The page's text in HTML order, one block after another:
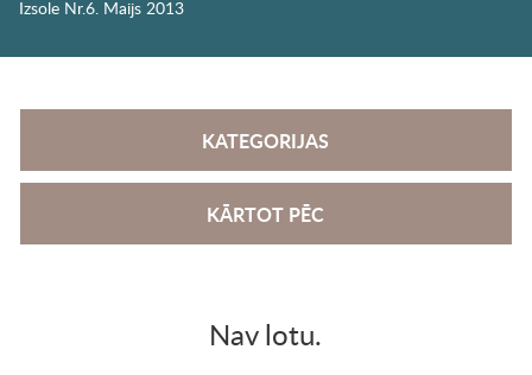
Izsole Nr.6. Maijs 2013
KATEGORIJAS
KĀRTOT PĒC
Nav lotu.